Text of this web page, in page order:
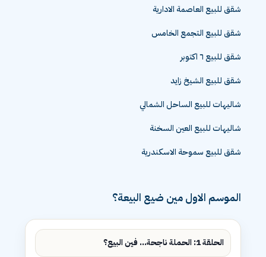
شقق للبيع العاصمة الادارية
شقق للبيع التجمع الخامس
شقق للبيع ٦ اكتوبر
شقق للبيع الشيخ زايد
شاليهات للبيع الساحل الشمالي
شاليهات للبيع العين السخنة
شقق للبيع سموحة الاسكندرية
الموسم الاول مين ضيع البيعة؟
الحلقة 1: الحملة ناجحة... فين البيع؟